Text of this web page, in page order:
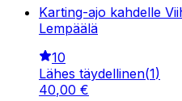
Karting-ajo kahdelle
Lempäälä
10
Lähes täydellinen(1)
40,00 €